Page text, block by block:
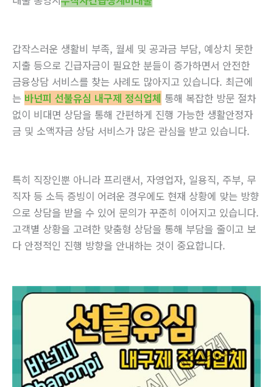
갑작스러운 생활비 부족, 월세 및 공과금 부담, 예상치 못한
지출 등으로 긴급자금이 필요한 분들이 증가하면서 안전한
금융상담 서비스를 찾는 사례도 많아지고 있습니다. 최근에
는 바넌피 선불유심 내구제 정식업체 통해 복잡한 방문 절차
없이 비대면 상담을 통해 간편하게 진행 가능한 생활안정자
금 및 소액자금 상담 서비스가 많은 관심을 받고 있습니다.
특히 직장인뿐 아니라 프리랜서, 자영업자, 일용직, 주부, 무
직자 등 소득 증빙이 어려운 경우에도 현재 상황에 맞는 방향
으로 상담을 받을 수 있어 문의가 꾸준히 이어지고 있습니다.
고객별 상황을 고려한 맞춤형 상담을 통해 부담을 줄이고 보
다 안정적인 진행 방향을 안내하는 것이 중요합니다.